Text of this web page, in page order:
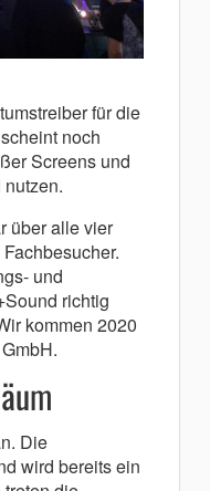
für die
noch
Screens und
über alle vier
und
richtig
kommen 2020
Die
wird bereits ein